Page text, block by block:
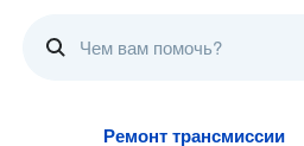
Ремонт трансмиссии